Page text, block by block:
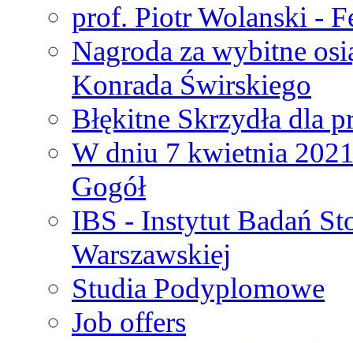
prof. Piotr Wolanski -
Nagroda za wybitne
Konrada Świrskiego
Błękitne Skrzydła dla
W dniu 7 kwietnia
Gogół
IBS - Instytut Badań
Warszawskiej
Studia Podyplomowe
Job offers